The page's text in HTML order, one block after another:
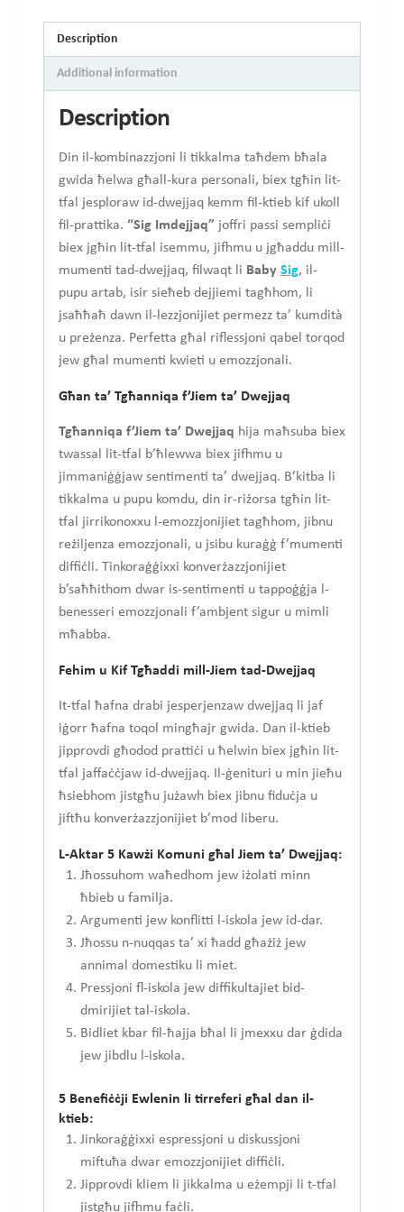
Description
Additional information
Description
Din il-kombinazzjoni li tikkalma taħdem bħala
gwida ħelwa għall-kura personali, biex tgħin lit-
tfal jesploraw id-dwejjaq kemm fil-ktieb kif ukoll
fil-prattika. “Sig Imdejjaq” joffri passi sempliċi
biex jgħin lit-tfal isemmu, jifhmu u jgħaddu mill-
mumenti tad-dwejjaq, filwaqt li Baby Sig, il-
pupu artab, isir sieħeb dejjiemi tagħhom, li
jsaħħaħ dawn il-lezzjonijiet permezz ta’ kumdità
u preżenza. Perfetta għal riflessjoni qabel torqod
jew għal mumenti kwieti u emozzjonali.
Għan ta’ Tgħanniqa f’Jiem ta’ Dwejjaq
Tgħanniqa f’Jiem ta’ Dwejjaq hija maħsuba biex
twassal lit-tfal b’ħlewwa biex jifhmu u
jimmaniġġjaw sentimenti ta’ dwejjaq. B’kitba li
tikkalma u pupu komdu, din ir-riżorsa tgħin lit-
tfal jirrikonoxxu l-emozzjonijiet tagħhom, jibnu
reżiljenza emozzjonali, u jsibu kuraġġ f’mumenti
diffiċli. Tinkoraġġixxi konverżazzjonijiet
b’saħħithom dwar is-sentimenti u tappoġġja l-
benesseri emozzjonali f’ambjent sigur u mimli
mħabba.
Fehim u Kif Tgħaddi mill-Jiem tad-Dwejjaq
It-tfal ħafna drabi jesperjenzaw dwejjaq li jaf
iġorr ħafna toqol mingħajr gwida. Dan il-ktieb
jipprovdi għodod prattiċi u ħelwin biex jgħin lit-
tfal jaffaċċjaw id-dwejjaq. Il-ġenituri u min jieħu
ħsiebhom jistgħu jużawh biex jibnu fiduċja u
jiftħu konverżazzjonijiet b’mod liberu.
L-Aktar 5 Kawżi Komuni għal Jiem ta’ Dwejjaq:
Jħossuhom waħedhom jew iżolati minn
ħbieb u familja.
Argumenti jew konflitti l-iskola jew id-dar.
Jħossu n-nuqqas ta’ xi ħadd għażiż jew
annimal domestiku li miet.
Pressjoni fl-iskola jew diffikultajiet bid-
dmirijiet tal-iskola.
Bidliet kbar fil-ħajja bħal li jmexxu dar ġdida
jew jibdlu l-iskola.
5 Benefiċċji Ewlenin li tirreferi għal dan il-
ktieb:
Jinkoraġġixxi espressjoni u diskussjoni
miftuħa dwar emozzjonijiet diffiċli.
Jipprovdi kliem li jikkalma u eżempji li t-tfal
jistgħu jifhmu faċli.